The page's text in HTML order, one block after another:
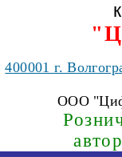
400001г.
ООО